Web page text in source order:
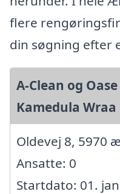
flere
din søgning efter
A-Clean og
Kamedula Wraa
Oldevej 8, 5970
Ansatte: 0
Startdato: 01.